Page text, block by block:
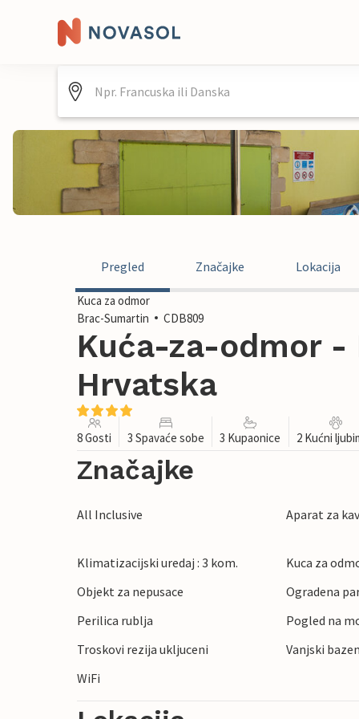
Pregled Značajke Lokacija
Kuca za odmor
Brac-Sumartin
CDB809
Kuća-za-odmor -
Hrvatska
8 Gosti 3 Spavaće sobe 3 Kupaonice 2 Kućni
Značajke
All Inclusive Aparat za
Klimatizacijski uredaj : 3 kom.
Kuca za
Objekt za nepusace
Ogradena
Perilica rublja
Pogled na
Troskovi rezija ukljuceni
Vanjski
WiFi